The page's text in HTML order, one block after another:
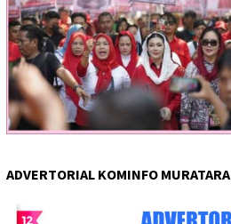
ADVERTORIAL KOMINFO MURATARA